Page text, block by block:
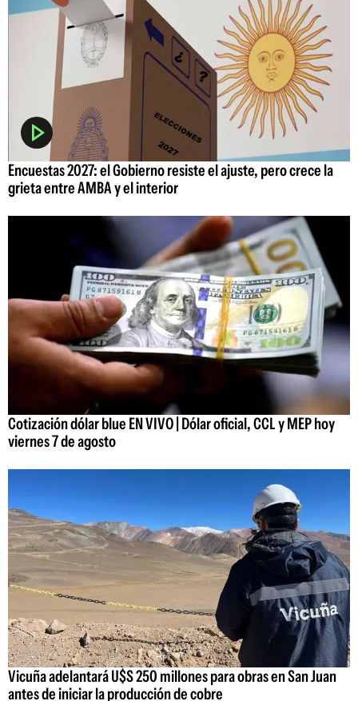
Encuestas 2027: el Gobierno resiste el ajuste, pero crece la
grieta entre AMBA y el interior
Cotización dólar blue EN VIVO | Dólar oficial, CCL y MEP hoy
viernes 7 de agosto
Vicuña adelantará U$S 250 millones para obras en San Juan
antes de iniciar la producción de cobre